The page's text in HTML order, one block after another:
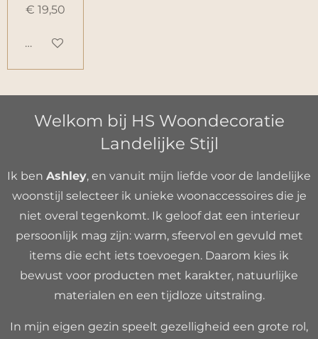
€ 19,50
Houd mij op de hoogte
Welkom bij HS Woondecoratie
Landelijke Stijl
Ik ben Ashley, en vanuit mijn liefde voor de landelijke
woonstijl selecteer ik unieke woonaccessoires die je
niet overal tegenkomt. Ik geloof dat een interieur
persoonlijk mag zijn: warm, sfeervol en gevuld met
items die echt iets toevoegen. Daarom kies ik
bewust voor producten met karakter, natuurlijke
materialen en een tijdloze uitstraling.
In mijn eigen gezin speelt gezelligheid een grote rol,